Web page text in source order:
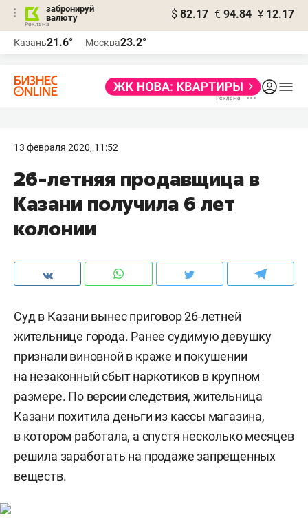
забронируй
валюту
$ 82.17 € 94.84 ¥ 12.17
Казань21.6° Москва23.2°
13 февраля 2020, 11:52
​26-летняя продавщица в
Казани получила 6 лет
колонии​
Суд в Казани вынес приговор 26-летней
жительнице города. Ранее судимую девушку
признали виновной в краже и покушении
на незаконный сбыт наркотиков в крупном
размере. По версии следствия, жительница
Казани похитила деньги из кассы магазина,
в котором работала, а спустя несколько месяцев
решила заработать на продаже запрещенных
веществ.